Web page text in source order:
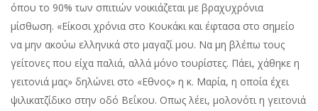
όπου το 90% των σπιτιών νοικιάζεται µε βραχυχρόνια
µίσθωση. «Είκοσι χρόνια στο Κουκάκι και έφτασα στο σηµείο
να µην ακούω ελληνικά στο µαγαζί µου. Να µη βλέπω τους
γείτονες που είχα παλιά, αλλά µόνο τουρίστες. Πάει, χάθηκε η
γειτονιά µας» δηλώνει στο «Εθνος» η κ. Μαρία, η οποία έχει
ψιλικατζίδικο στην οδό Βεΐκου. Οπως λέει, µολονότι η γειτονιά